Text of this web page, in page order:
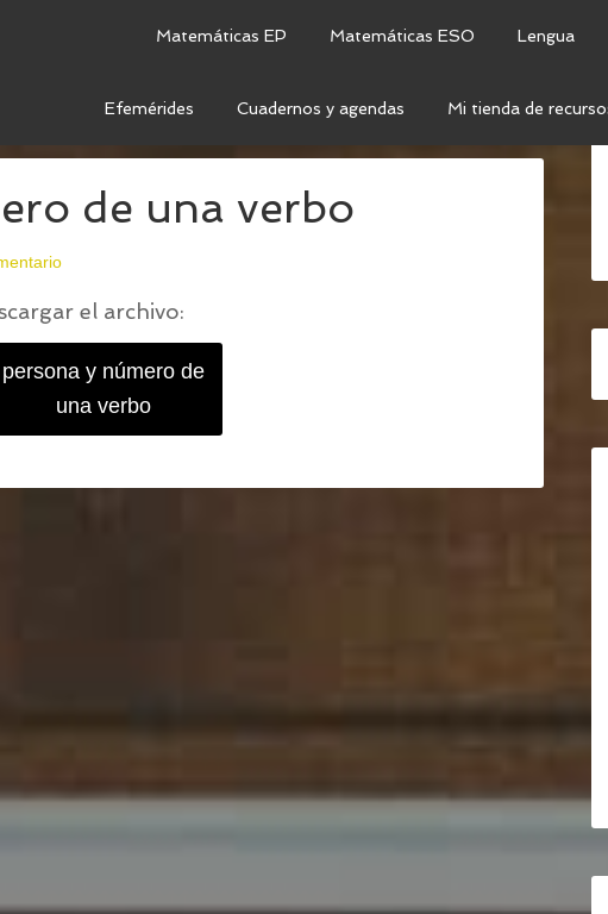
Matemáticas EP Matemáticas ESO Lengua
Efemérides Cuadernos y agendas Mi tienda de
PERSONA Y NÚMERO DE UNA VERBO
de una verbo
el archivo:
persona y número de
una verbo